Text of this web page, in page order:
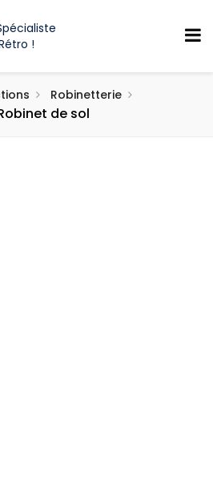
!
Robinetterie
de sol